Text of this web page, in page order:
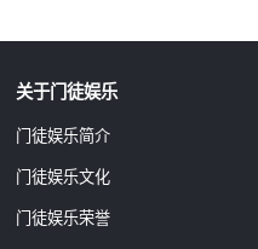
关于门徒娱乐
门徒娱乐简介
门徒娱乐文化
门徒娱乐荣誉